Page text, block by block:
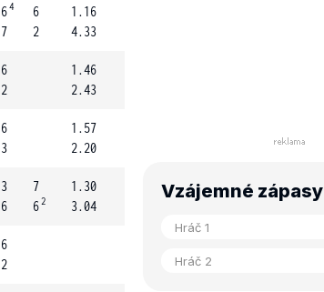
64
7
6
2
1.16
4.33
6
2
1.46
2.43
6
3
1.57
2.20
3
6
7
62
1.30
3.04
6
2
Vzájemné zápasy